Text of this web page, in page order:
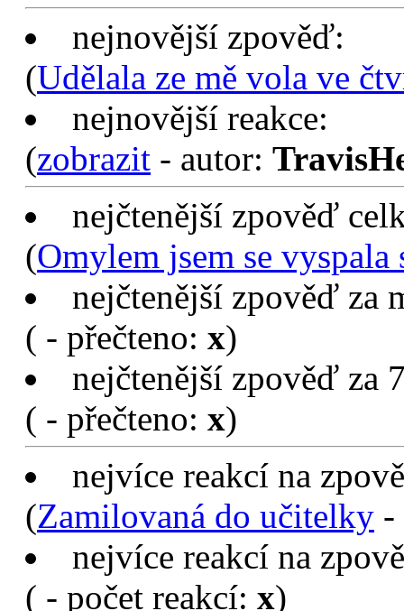
nejnovější zpověď:
(Udělala ze mě vola ve
nejnovější reakce:
(zobrazit - autor:
nejčtenější zpověď
(Omylem jsem se vyspala
nejčtenější zpověď za
( - přečteno: x)
nejčtenější zpověď za
( - přečteno: x)
nejvíce reakcí na
(Zamilovaná do učitelky -
nejvíce reakcí na
( - počet reakcí: x)